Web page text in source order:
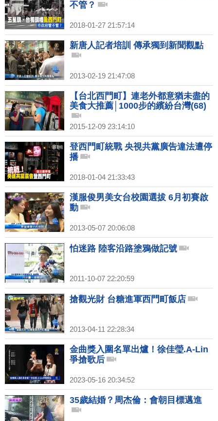
不管？
2018-01-27 21:57:14
新唐人記者培訓 傳承獨到新聞觀點
2013-02-19 21:47:08
【台北西門町】連老外都意猶未盡的
美食大推薦│1000步的繽紛台灣(68)
2015-12-09 23:14:10
登西門町統戰 央視共黨廣告違法遭停
播
2018-01-04 21:33:43
漢服俊男美女台校園選拔 6月初賽啟
動
2013-05-07 20:06:08
怕迷路 陸客沿路塗鴉做記號
2011-10-07 22:20:59
搶觀光財 台糖進軍西門町飯店
2013-04-11 22:28:34
金曲獎入圍名單出爐！徐佳瑩.A-Lin
爭搶歌后
2023-05-16 20:34:52
35歲結婚？周杰倫：會朝目標邁進